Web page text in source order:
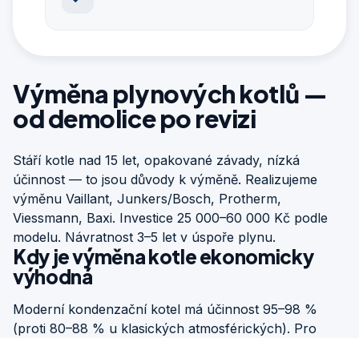
Výměna plynových kotlů —
od demolice po revizi
Stáří kotle nad 15 let, opakované závady, nízká
účinnost — to jsou důvody k výměně. Realizujeme
výměnu Vaillant, Junkers/Bosch, Protherm,
Viessmann, Baxi. Investice 25 000–60 000 Kč podle
modelu. Návratnost 3–5 let v úspoře plynu.
Kdy je výměna kotle ekonomicky
výhodná
Moderní kondenzační kotel má účinnost 95–98 %
(proti 80–88 % u klasických atmosférických). Pro